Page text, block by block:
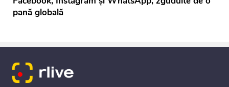
pană globală